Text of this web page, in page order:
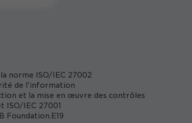
norme ISO/IEC 27002
de l'information
et la mise en œuvre des contrôles
ISO/IEC 27001
Foundation.E19